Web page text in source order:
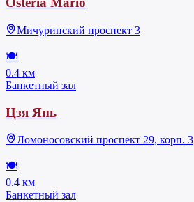
Мичуринский проспект 3
🍽
0.4 км
Банкетный зал
Цзя Янь
Ломоносовский проспект 29, корп. 3
🍽
0.4 км
Банкетный зал